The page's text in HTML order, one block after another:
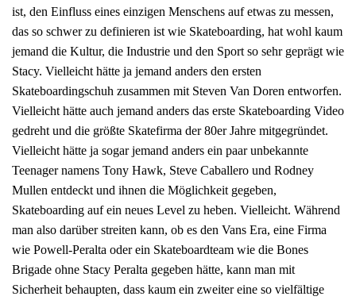
ist, den Einfluss eines einzigen Menschens auf etwas zu messen,
das so schwer zu definieren ist wie Skateboarding, hat wohl kaum
jemand die Kultur, die Industrie und den Sport so sehr geprägt wie
Stacy. Vielleicht hätte ja jemand anders den ersten
Skateboardingschuh zusammen mit Steven Van Doren entworfen.
Vielleicht hätte auch jemand anders das erste Skateboarding Video
gedreht und die größte Skatefirma der 80er Jahre mitgegründet.
Vielleicht hätte ja sogar jemand anders ein paar unbekannte
Teenager namens Tony Hawk, Steve Caballero und Rodney
Mullen entdeckt und ihnen die Möglichkeit gegeben,
Skateboarding auf ein neues Level zu heben. Vielleicht. Während
man also darüber streiten kann, ob es den Vans Era, eine Firma
wie Powell-Peralta oder ein Skateboardteam wie die Bones
Brigade ohne Stacy Peralta gegeben hätte, kann man mit
Sicherheit behaupten, dass kaum ein zweiter eine so vielfältige